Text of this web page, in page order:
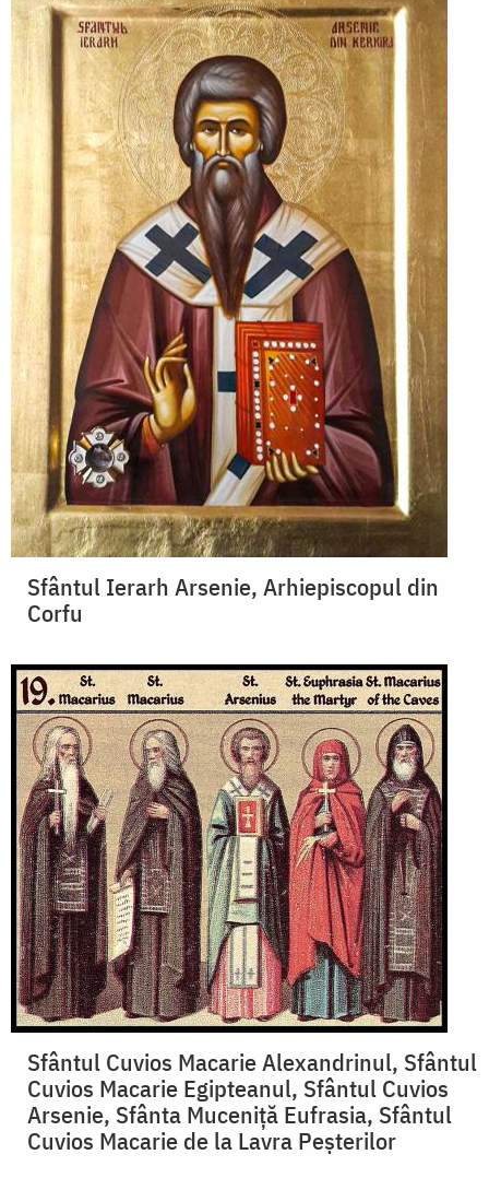
Sfântul Ierarh Arsenie, Arhiepiscopul din
Corfu
Sfântul Cuvios Macarie Alexandrinul, Sfântul
Cuvios Macarie Egipteanul, Sfântul Cuvios
Arsenie, Sfânta Muceniță Eufrasia, Sfântul
Cuvios Macarie de la Lavra Peșterilor